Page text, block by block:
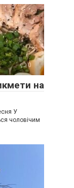
0
на
У
чоловічим